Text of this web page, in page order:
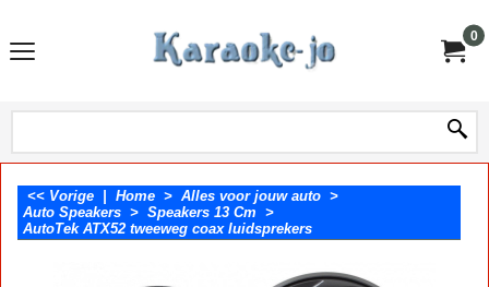
0
<< Vorige Home > Alles voor jouw auto >
Auto Speakers > Speakers 13 Cm >
AutoTek ATX52 tweeweg coax luidsprekers